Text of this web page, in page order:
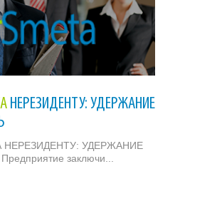
НЕРЕЗИДЕНТУ: УДЕРЖАНИЕ
УДЕРЖАНИЕ
заключи...